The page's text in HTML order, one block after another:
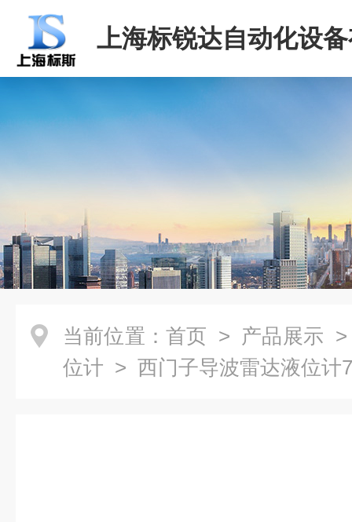
上海标锐达自动化设
司
当前位置： 首页 > 产品展示
位计 > 西门子导波雷达液位计